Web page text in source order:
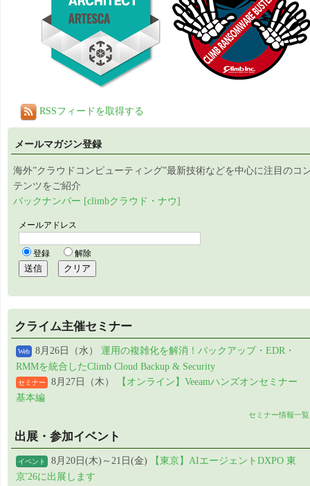
RSSフィードを取得する
メールマガジン登録
海外”クラウドコンピューティング”最新技術などを中心に注目のコ
テンツをご紹介
バックナンバー [climbクラウド・ナウ]
クライム主催セミナー
Web 8月26日（水） 運用の複雑化を解消！バックアップ・EDR・
RMMを統合したClimb Cloud Backup & Security
セミナー 8月27日（木）
【オンライン】Veeamハンズオンセミナー
基本編
セミナー情報一覧
出展・参加イベント
イベント 8月20日(木)～21日(金)
【東京】AIエージェントDXPO 東
京'26に出展します